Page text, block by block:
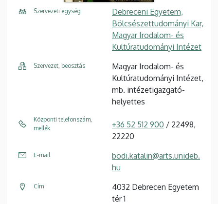
Szervezeti egység
Debreceni Egyetem,
Bölcsészettudományi Kar,
Magyar Irodalom- és
Kultúratudományi Intézet
Szervezet, beosztás
Magyar Irodalom- és
Kultúratudományi Intézet,
mb. intézetigazgató-
helyettes
Központi telefonszám,
mellék
+36 52 512 900 / 22498,
22220
E-mail
bodi.katalin@arts.unideb.
hu
Cím
4032 Debrecen Egyetem
tér 1